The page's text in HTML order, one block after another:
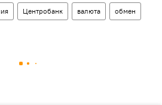
Центробанк валюта обмен